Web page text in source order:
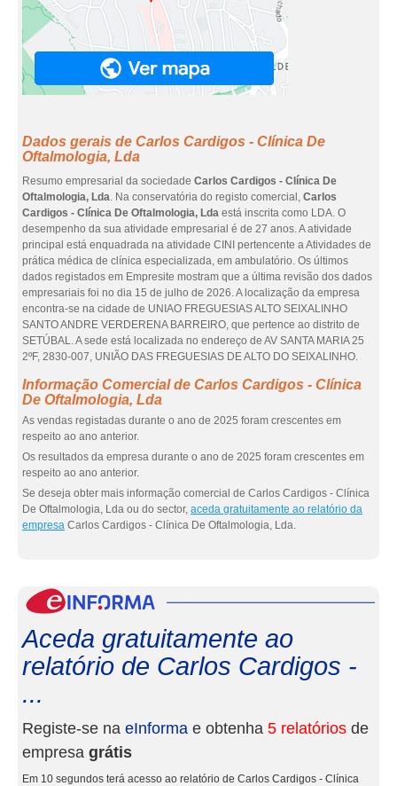
Dados gerais de Carlos Cardigos - Clínica De
Oftalmologia, Lda
Resumo empresarial da sociedade Carlos Cardigos - Clínica De
Oftalmologia, Lda. Na conservatória do registo comercial, Carlos
Cardigos - Clínica De Oftalmologia, Lda está inscrita como LDA. O
desempenho da sua atividade empresarial é de 27 anos. A atividade
principal está enquadrada na atividade CINI pertencente a Atividades de
prática médica de clínica especializada, em ambulatório. Os últimos
dados registados em Empresite mostram que a última revisão dos dados
empresariais foi no dia 15 de julho de 2026. A localização da empresa
encontra-se na cidade de UNIAO FREGUESIAS ALTO SEIXALINHO
SANTO ANDRE VERDERENA BARREIRO, que pertence ao distrito de
SETÚBAL. A sede está localizada no endereço de AV SANTA MARIA 25
2ºF, 2830-007, UNIÃO DAS FREGUESIAS DE ALTO DO SEIXALINHO.
Informação Comercial de Carlos Cardigos - Clínica
De Oftalmologia, Lda
As vendas registadas durante o ano de 2025 foram crescentes em
respeito ao ano anterior.
Os resultados da empresa durante o ano de 2025 foram crescentes em
respeito ao ano anterior.
Se deseja obter mais informação comercial de Carlos Cardigos - Clínica
De Oftalmologia, Lda ou do sector, aceda gratuitamente ao relatório da
empresa Carlos Cardigos - Clínica De Oftalmologia, Lda.
Aceda gratuitamente ao
relatório de Carlos Cardigos -
...
Registe-se na eInforma e obtenha 5 relatórios de
empresa grátis
Em 10 segundos terá acesso ao relatório de Carlos Cardigos - Clínica